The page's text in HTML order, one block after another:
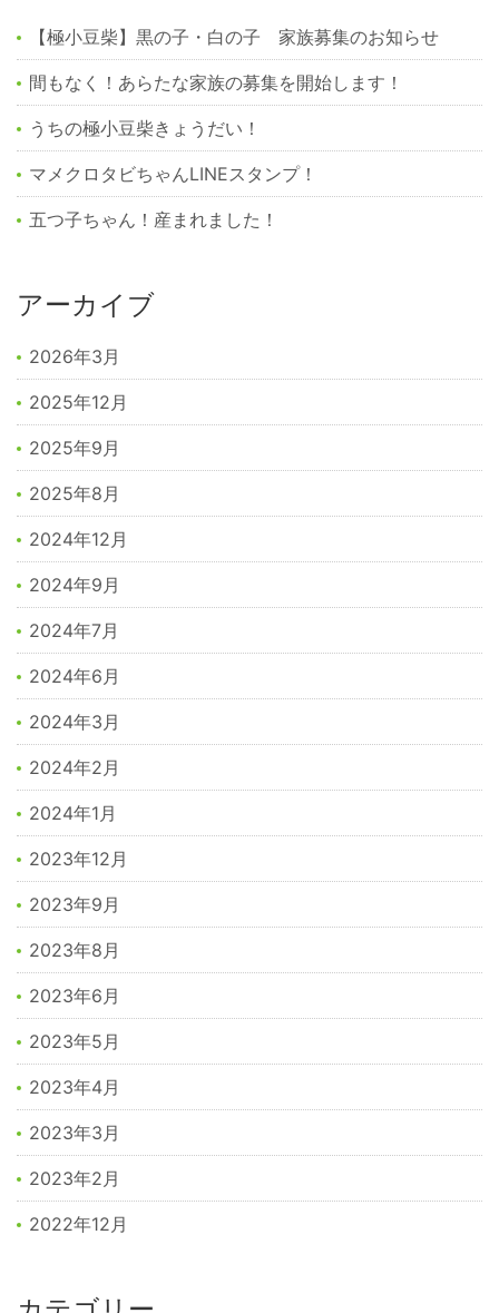
【極小豆柴】黒の子・白の子 家族募集のお知らせ
間もなく！あらたな家族の募集を開始します！
うちの極小豆柴きょうだい！
マメクロタビちゃんLINEスタンプ！
五つ子ちゃん！産まれました！
アーカイブ
2026年3月
2025年12月
2025年9月
2025年8月
2024年12月
2024年9月
2024年7月
2024年6月
2024年3月
2024年2月
2024年1月
2023年12月
2023年9月
2023年8月
2023年6月
2023年5月
2023年4月
2023年3月
2023年2月
2022年12月